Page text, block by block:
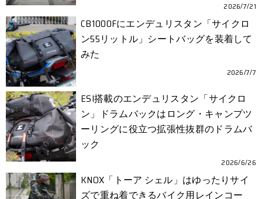
2026/7/21
CB1000Fにエンデュリスタン「サイクロ
ン55リットル」シートバッグを装着して
みた
2026/7/7
ESI搭載のエンデュリスタン「サイクロ
ン」ドラムバックはロング・キャンプツ
ーリングに役立つ拡張性抜群のドラムバ
ック
2026/6/26
KNOX「トーア シェル」はゆったりサイ
ズで重ね着できるバイク用レインコー